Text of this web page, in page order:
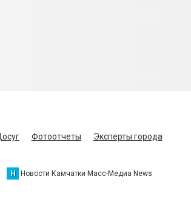
Фотоотчеты
Эксперты города
Н Новости Камчатки Масс-Медиа News